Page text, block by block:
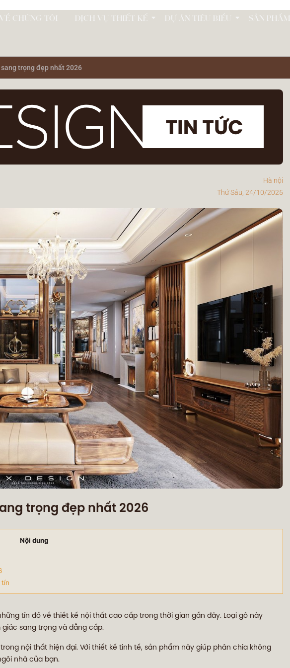
VỀ CHÚNG TÔI DỊCH VỤ THIẾT KẾ DỰ ÁN TIÊU BIỂU SẢN PHẨM
trọng đẹp nhất 2026
Hà nội
Thứ Sáu, 24/10/2025
trọng đẹp nhất 2026
Nội dung
tín
tín đồ về thiết kế nội thất cao cấp trong thời gian gần đây. Loại gỗ này
sang trọng và đẳng cấp.
nội thất hiện đại. Với thiết kế tinh tế, sản phẩm này giúp phân chia không
nhà của bạn.